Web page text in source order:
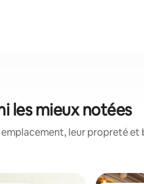
les mieux notées
leur propreté et